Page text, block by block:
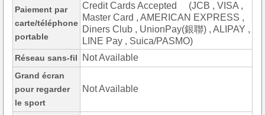
Paiement par
carte/téléphone
portable
Credit Cards Accepted (JCB , VISA ,
Master Card , AMERICAN EXPRESS ,
Diners Club , UnionPay(銀聯) , ALIPAY ,
LINE Pay , Suica/PASMO)
Réseau sans-fil Not Available
Grand écran
pour regarder
le sport
Not Available